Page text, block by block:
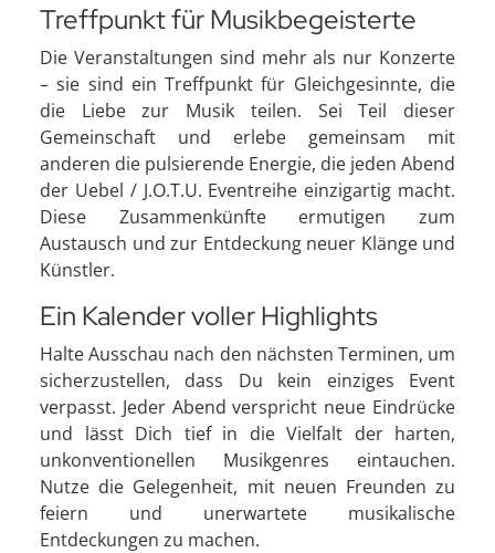
Treffpunkt für Musikbegeisterte
Die Veranstaltungen sind mehr als nur Konzerte
– sie sind ein Treffpunkt für Gleichgesinnte, die
die Liebe zur Musik teilen. Sei Teil dieser
Gemeinschaft und erlebe gemeinsam mit
anderen die pulsierende Energie, die jeden Abend
der Uebel / J.O.T.U. Eventreihe einzigartig macht.
Diese Zusammenkünfte ermutigen zum
Austausch und zur Entdeckung neuer Klänge und
Künstler.
Ein Kalender voller Highlights
Halte Ausschau nach den nächsten Terminen, um
sicherzustellen, dass Du kein einziges Event
verpasst. Jeder Abend verspricht neue Eindrücke
und lässt Dich tief in die Vielfalt der harten,
unkonventionellen Musikgenres eintauchen.
Nutze die Gelegenheit, mit neuen Freunden zu
feiern und unerwartete musikalische
Entdeckungen zu machen.